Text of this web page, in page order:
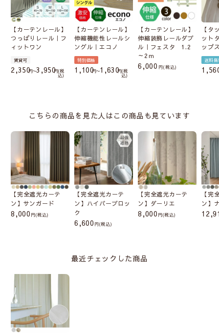
【カーテンレール】
つっぱりレール｜フ
ィットワン
賃貸可
2,350 〜3,950 税
込
【カーテンレール】
伸縮機能性レールシ
ングル｜エコノ
特別価格
1,100 〜1,630 税
込
【カーテンレール】
伸縮装飾レールダブ
ル｜フェスタ 1.2
～2ｍ
6,000 税込
【タ
ット
ップ
送料無
こちらの商品を見た人はこの商品も見ています
【完全遮光カーテ
ン】サンガード
8,000 (税込)
【完全遮光カーテ
ン】ハイパーブロッ
ク
6,600 (税込)
【完全遮光カーテ
ン】ダーリエ
8,000 (税込)
【完
ン】
最近チェックした商品